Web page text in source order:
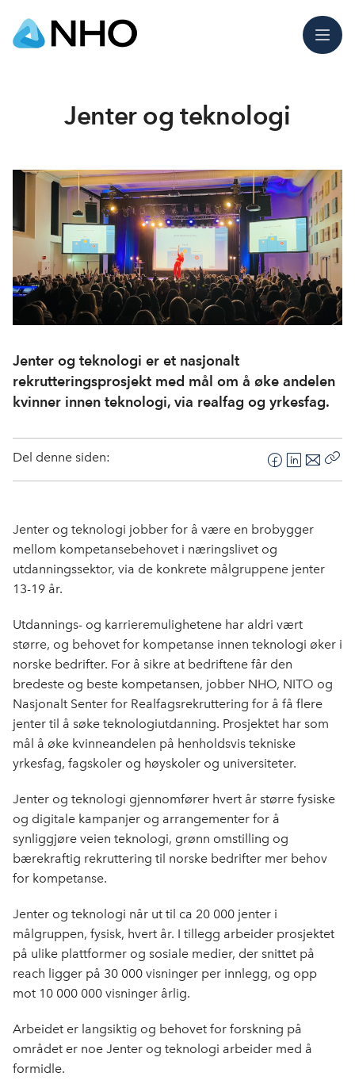
Meny
Jenter og teknologi
Jenter og teknologi er et nasjonalt
rekrutteringsprosjekt med mål om å øke andelen
kvinner innen teknologi, via realfag og yrkesfag.
Del denne siden:
F
e
b
L
k
E
o
Jenter og teknologi jobber for å være en brobygger
mellom kompetansebehovet i næringslivet og
utdanningssektor, via de konkrete målgruppene jenter
13-19 år.
Utdannings- og karrieremulighetene har aldri vært
større, og behovet for kompetanse innen teknologi øker i
norske bedrifter. For å sikre at bedriftene får den
bredeste og beste kompetansen, jobber NHO, NITO og
Nasjonalt Senter for Realfagsrekruttering for å få flere
jenter til å søke teknologiutdanning. Prosjektet har som
mål å øke kvinneandelen på henholdsvis tekniske
yrkesfag, fagskoler og høyskoler og universiteter.
Jenter og teknologi gjennomfører hvert år større fysiske
og digitale kampanjer og arrangementer for å
synliggjøre veien teknologi, grønn omstilling og
bærekraftig rekruttering til norske bedrifter mer behov
for kompetanse.
Jenter og teknologi når ut til ca 20 000 jenter i
målgruppen, fysisk, hvert år. I tillegg arbeider prosjektet
på ulike plattformer og sosiale medier, der snittet på
reach ligger på 30 000 visninger per innlegg, og opp
mot 10 000 000 visninger årlig.
Arbeidet er langsiktig og behovet for forskning på
området er noe Jenter og teknologi arbeider med å
formidle.